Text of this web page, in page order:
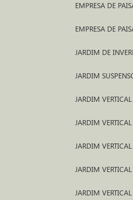
EMPRESA DE
EMPRESA DE
JARDIM DE
JARDIM
JARDIM
JARDIM
JARDIM
JARDIM
JARDIM